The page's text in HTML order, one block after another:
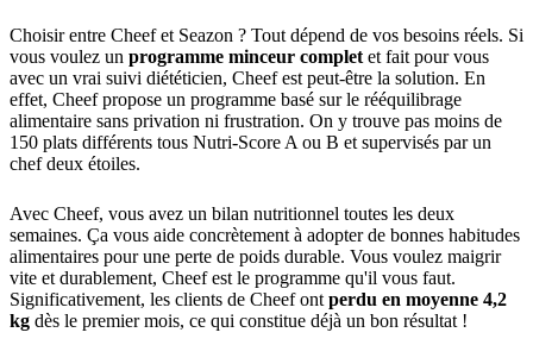
Choisir entre Cheef et Seazon ? Tout dépend de vos besoins réels. Si
vous voulez un programme minceur completet fait pour vous
avec un vrai suivi diététicien, Cheef est peut-être la solution. En
effet, Cheef propose un programme basé sur le rééquilibrage
alimentaire sans privation ni frustration. On y trouve pas moins de
150 plats différents tous Nutri-Score A ou B et supervisés par un
chef deux étoiles.
Avec Cheef, vous avez un bilan nutritionnel toutes les deux
semaines. Ça vous aide concrètement à adopter de bonnes habitudes
alimentaires pour une perte de poids durable. Vous voulez maigrir
vite et durablement, Cheef est le programme qu'il vous faut.
Significativement, les clients de Cheef ontperdu en moyenne 4,2
kg dès le premier mois, ce qui constitue déjà un bon résultat !